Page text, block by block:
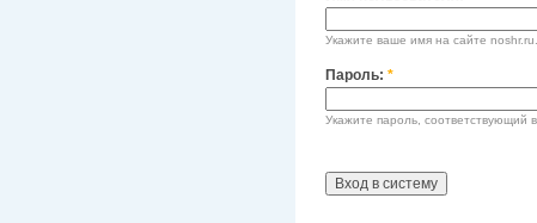
Укажите ваше имя на сайте noshr.ru.
Пароль: *
Укажите пароль, соответствующий